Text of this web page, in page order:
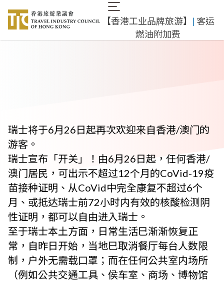
主
Main
navigation
【香港工业品牌旅游】 | 客运
燃油附加费
瑞士将于6月26日起再次欢迎来自香港/澳门的
游客。
瑞士宣布「开关」！由6月26日起，任何香港/
澳门居民，可出示不超过12个月的CoVid-19疫
苗接种证明、从CoVid中完全康复不超过6个
月、或抵达瑞士前72小时内有效的核酸检测阴
性证明，都可以自由进入瑞士。
至于瑞士本土方面，日常生活巳渐渐恢复正
常，自昨日开始，当地巳取消餐厅每台人数限
制，户外无需载口罩；而在任何公共室内场所
（例如公共交通工具、侯车室、商场、博物馆